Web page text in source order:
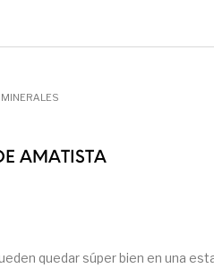
MINERALES
AMATISTA
quedar súper bien en una